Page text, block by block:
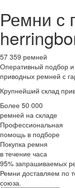
Ремни с
57 359 ремней
Оперативный подбор
приводных ремней с
Крупнейший склад
Более 50 000
ремней на складе
Профессиональная
помощь в подборе
Покупка ремня
в течение часа
95% запрашиваемых
Ремни доставляем по
союза.